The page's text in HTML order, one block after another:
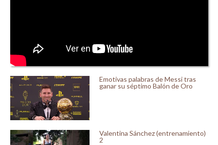
Emotivas palabras de Messi tras
ganar su séptimo Balón de Oro
Valentina Sánchez (entrenamiento)
2